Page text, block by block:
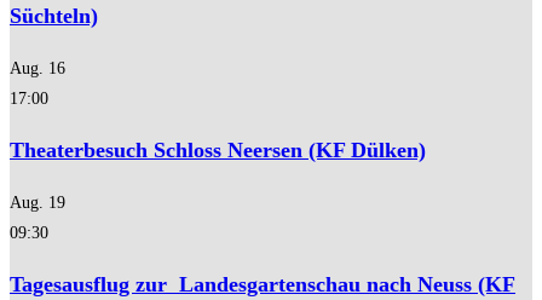
Süchteln)
Aug. 16
17:00
Theaterbesuch Schloss Neersen (KF Dülken)
Aug. 19
09:30
Tagesausflug zur Landesgartenschau nach Neuss (KF